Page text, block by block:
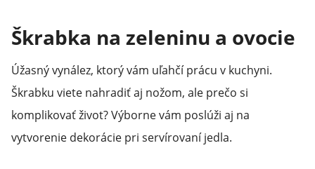
Škrabka na zeleninu a ovocie
Úžasný vynález, ktorý vám uľahčí prácu v kuchyni.
Škrabku viete nahradiť aj nožom, ale prečo si
komplikovať život? Výborne vám poslúži aj na
vytvorenie dekorácie pri servírovaní jedla.